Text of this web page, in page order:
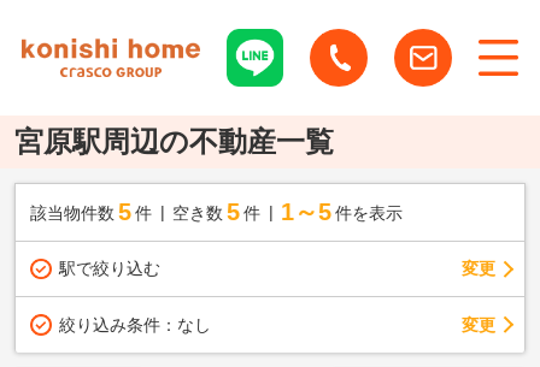
宮原駅周辺の不動産一覧
該当物件数 5件 空き数 5 件 1～5 件を表示
駅で絞り込む 変更
絞り込み条件： なし 変更